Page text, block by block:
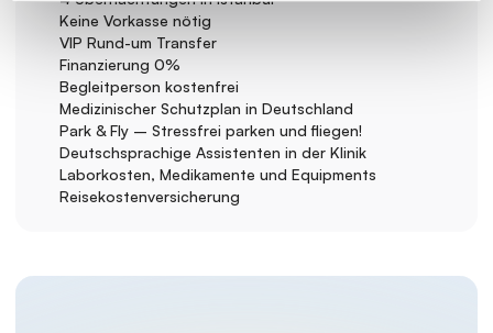
Keine Vorkasse nötig
VIP Rund-um Transfer
Finanzierung 0%
Begleitperson kostenfrei
Medizinischer Schutzplan in Deutschland
Park & Fly – Stressfrei parken und fliegen!
Deutschsprachige Assistenten in der Klinik
Laborkosten, Medikamente und Equipments
Reisekostenversicherung